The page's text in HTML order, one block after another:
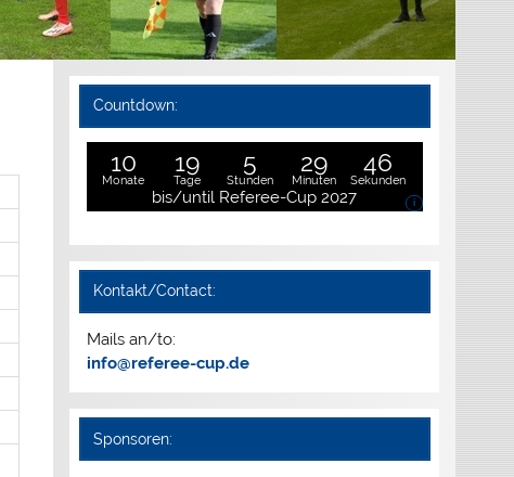
Countdown:
10
Monate
19
Tage
5
Stunden
29
Minuten
45
Sekunden
bis/until Referee-Cup 2027 i
Kontakt/Contact:
Mails an/to:
info@referee-cup.de
Sponsoren: